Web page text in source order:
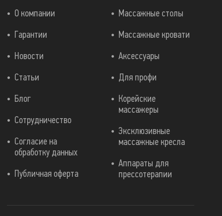
Массажные столы
Массажные кровати
Аксессуары
Для профи
Корейские
массажеры
Эксклюзивные
массажные кресла
Аппараты для
прессотерапии
О компании
Гарантии
Новости
Статьи
Блог
Сотрудничество
Согласие на
обработку данных
Публичная оферта